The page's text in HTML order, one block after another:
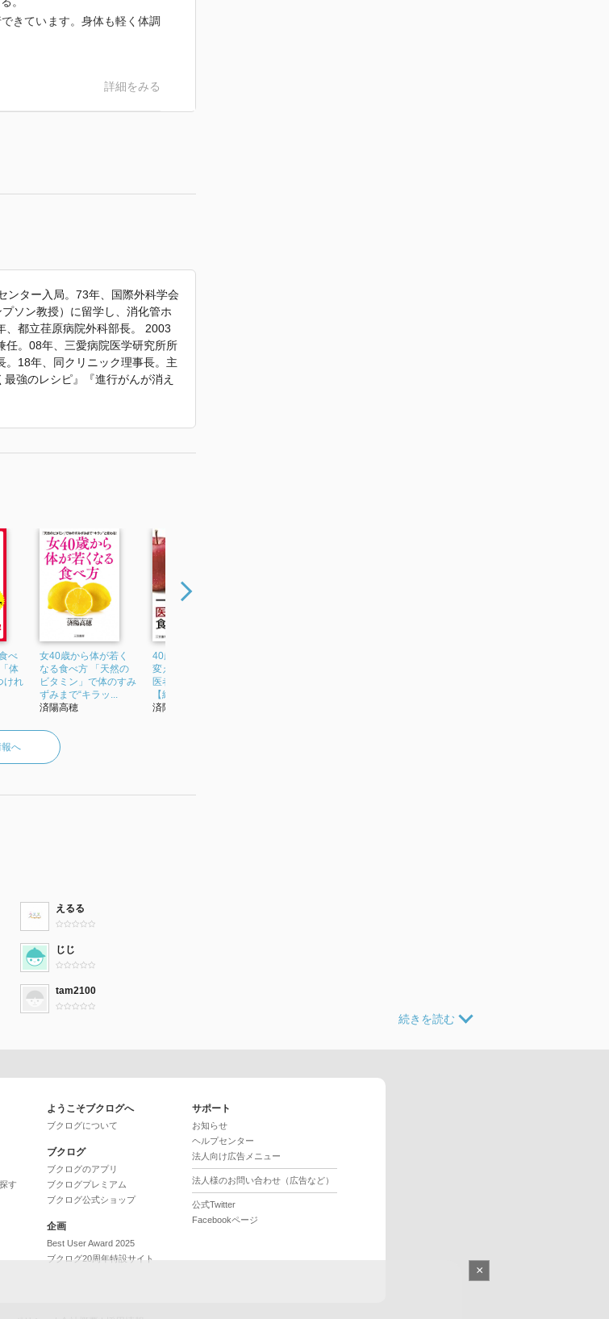
スタマイズの内容と根拠がわ
きています。身体も軽く体調
詳細をみる
ンター入局。73年、国際外科学会
ソン教授）に留学し、消化管ホ
、都立荏原病院外科部長。 2003
任。08年、三愛病院医学研究所所
18年、同クリニック理事長。主
強のレシピ』『進行がんが消え
べ
体
けれ
女40歳から体が若く
なる食べ方 「天然の
ビタミン」で体のすみ
ずみまで“キラッ...
済陽高穂
40歳からは食べ方を
変えなさい！＋一生、
医者いらずの食べ方
【編集版】
済陽 高穂
へ
えるる
じじ
tam2100
す
ようこそブクログへ
ブクログについて
ブクログ
ブクログのアプリ
ブクログプレミアム
ブクログ公式ショップ
企画
Best User Award 2025
ブクログ20周年特設サイト
サポート
お知らせ
ヘルプセンター
法人向け広告メニュー
法人様のお問い合わせ（広告など）
公式Twitter
Facebookページ
×